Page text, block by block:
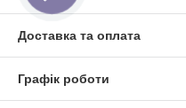
Доставка та оплата
Графік роботи